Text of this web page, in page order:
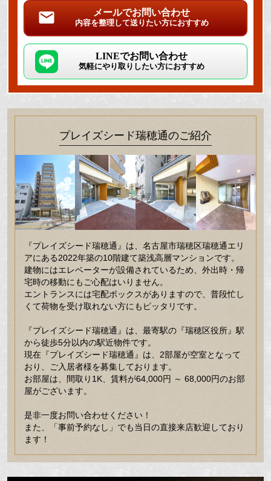
メールでお問い合わせ
内容を整理して送りたい方におすすめ
LINEでお問い合わせ
気軽にやり取りしたい方におすすめ
プレイズシード瑞穂通のご紹介
『プレイズシード瑞穂通』は、名古屋市瑞穂区瑞穂通エリ
アにある2022年築の10階建て築浅高層マンションです。
建物にはエレベーターが設備されているため、外出時・帰
宅時の移動にもご心配はいりません。
エントランスには宅配ボックスがありますので、普段忙し
くて荷物を受け取れない方にもピッタリです。
『プレイズシード瑞穂通』は、最寄駅の『瑞穂区役所』駅
から徒歩5分以内の駅近物件です。
現在『プレイズシード瑞穂通』は、2部屋が空室となって
おり、ご入居者様を募集しております。
お部屋は、間取り1K、賃料が64,000円 ～ 68,000円のお部
屋がございます。
是非一度お問い合わせください！
また、「事前予約なし」でも当日の直接来店歓迎しており
ます！